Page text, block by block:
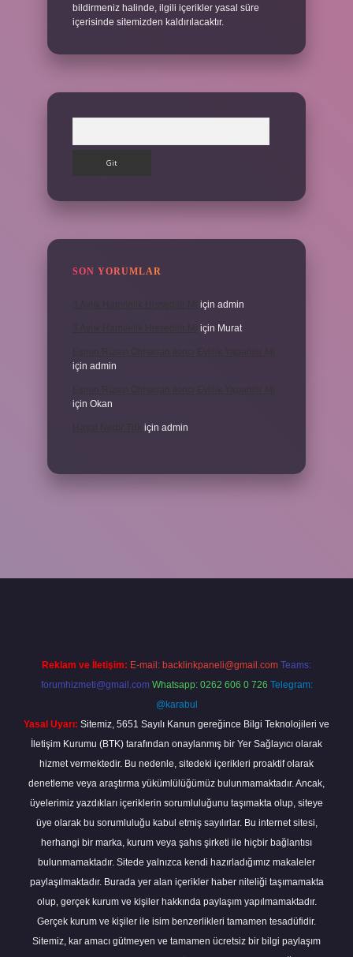
bildirmeniz halinde, ilgili içerikler yasal süre
içerisinde sitemizden kaldırılacaktır.
SON YORUMLAR
için admin
için Murat
için admin
için Okan
için admin
Reklam ve İletişim: E-mail: backlinkpaneli@gmail.com Teams:
forumhizmeti@gmail.com Whatsapp: 0262 606 0 726 Telegram:
@karabul
Yasal Uyarı: Sitemiz, 5651 Sayılı Kanun gereğince Bilgi Teknolojileri ve
İletişim Kurumu (BTK) tarafından onaylanmış bir Yer Sağlayıcı olarak
hizmet vermektedir. Bu nedenle, sitedeki içerikleri proaktif olarak
denetleme veya araştırma yükümlülüğümüz bulunmamaktadır. Ancak,
üyelerimiz yazdıkları içeriklerin sorumluluğunu taşımakta olup, siteye
üye olarak bu sorumluluğu kabul etmiş sayılırlar. Bu internet sitesi,
herhangi bir marka, kurum veya şahıs şirketi ile hiçbir bağlantısı
bulunmamaktadır. Sitede yalnızca kendi hazırladığımız makaleler
paylaşılmaktadır. Burada yer alan içerikler haber niteliği taşımamakta
olup, gerçek kurum ve kişiler hakkında paylaşım yapılmamaktadır.
Gerçek kurum ve kişiler ile isim benzerlikleri tamamen tesadüfidir.
Sitemiz, kar amacı gütmeyen ve tamamen ücretsiz bir bilgi paylaşım